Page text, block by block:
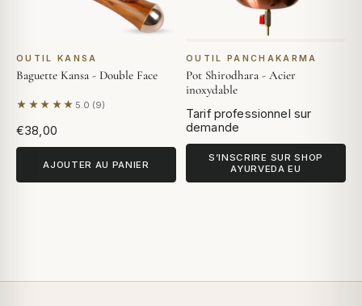
OUTIL KANSA
Baguette Kansa - Double Face
★★★★★ 5.0 (9)
Selon 9 avis
€38,00
AJOUTER AU PANIER
OUTIL PANCHAKARMA
Pot Shirodhara - Acier
inoxydable
Tarif professionnel sur
demande
S’INSCRIRE SUR SHOP
AYURVEDA EU